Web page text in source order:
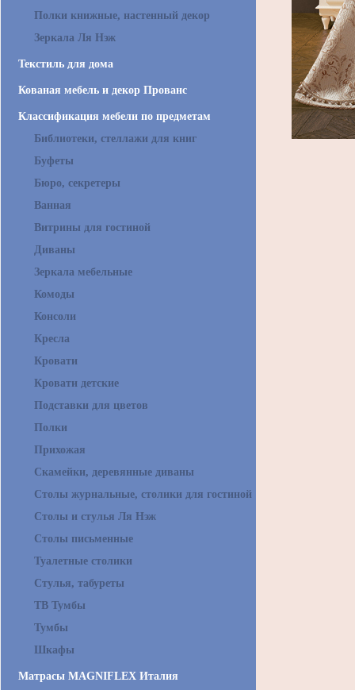
Полки книжные, настенный декор
Зеркала Ля Нэж
Текстиль для дома
Кованая мебель и декор Прованс
Классификация мебели по предметам
Библиотеки, стеллажи для книг
Буфеты
Бюро, секретеры
Ванная
Витрины для гостиной
Диваны
Зеркала мебельные
Комоды
Консоли
Кресла
Кровати
Кровати детские
Подставки для цветов
Полки
Прихожая
Скамейки, деревянные диваны
Столы журнальные, столики для гостиной
Столы и стулья Ля Нэж
Столы письменные
Туалетные столики
Стулья, табуреты
ТВ Тумбы
Тумбы
Шкафы
Матрасы MAGNIFLEX Италия